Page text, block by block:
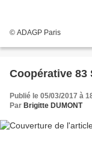
© ADAGP Paris
Coopérative 83
Publié le 05/03/2017 à
Par Brigitte DUMONT